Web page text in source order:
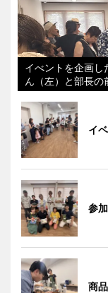
イべントを企画し
ん（左）と部長の
イ
参
商